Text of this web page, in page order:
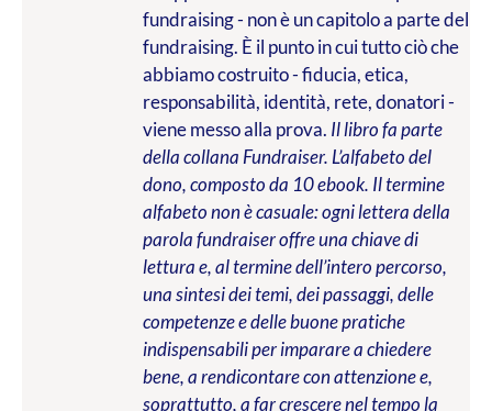
fundraising - non è un capitolo a parte del
fundraising. È il punto in cui tutto ciò che
abbiamo costruito - fiducia, etica,
responsabilità, identità, rete, donatori -
viene messo alla prova. Il libro fa parte
della collana Fundraiser. L’alfabeto del
dono, composto da 10 ebook. Il termine
alfabeto non è casuale: ogni lettera della
parola fundraiser offre una chiave di
lettura e, al termine dell’intero percorso,
una sintesi dei temi, dei passaggi, delle
competenze e delle buone pratiche
indispensabili per imparare a chiedere
bene, a rendicontare con attenzione e,
soprattutto, a far crescere nel tempo la